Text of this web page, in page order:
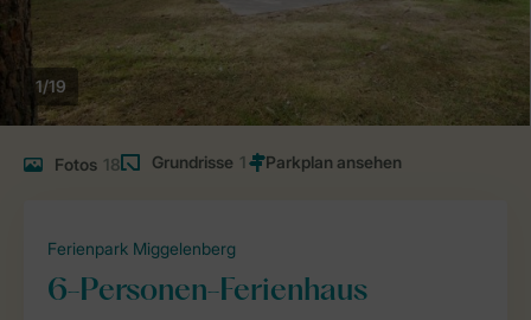
1/19
Fotos 18 Grundrisse 1
Ferienpark Miggelenberg
6-Personen-Ferienhaus